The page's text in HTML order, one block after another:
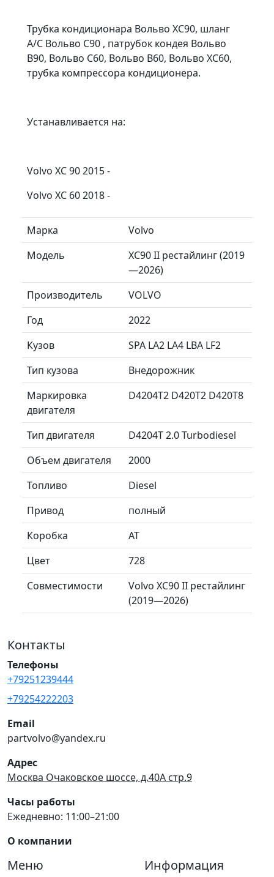
Трубка кондиционара Вольво ХС90, шланг
A/C Вольво С90 , патрубок кондея Вольво
В90, Вольво С60, Вольво В60, Вольво ХС60,
трубка компрессора кондиционера.
Устанавливается на:
Volvo XC 90 2015 -
Volvo XC 60 2018 -
Марка
Volvo
Модель
XC90 II рестайлинг (2019
—2026)
Производитель
VOLVO
Год
2022
Кузов
SPA LA2 LA4 LBA LF2
Тип кузова
Внедорожник
Маркировка
двигателя
D4204T2 D420T2 D420T8
Тип двигателя
D4204T 2.0 Turbodiesel
Объем двигателя
2000
Топливо
Diesel
Привод
полный
Коробка
AT
Цвет
728
Совместимости
Volvo XC90 II рестайлинг
(2019—2026)
Контакты
Телефоны
+79251239444
+79254222203
Email
partvolvo@yandex.ru
Адрес
Москва Очаковское шоссе, д.40А стр.9
Часы работы
Ежедневно: 11:00–21:00
О компании
Меню Информация